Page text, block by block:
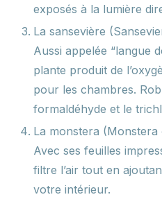
exposés à la lumière
La sansevière
Aussi appelée “langue
plante produit de
pour les chambres.
formaldéhyde et le
La monstera (Monstera
Avec ses feuilles
filtre l’air tout en
votre intérieur.